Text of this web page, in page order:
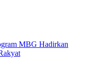
MBG Hadirkan